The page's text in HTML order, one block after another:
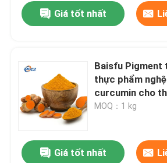
Giá tốt nhất
Baisfu Pigment
thực phẩm
curcumin cho
Quốc
MOQ：1 kg
Giá tốt nhất